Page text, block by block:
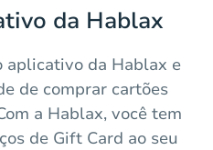
da Hablax
aplicativo da Hablax e
de comprar cartões
a Hablax, você tem
de Gift Card ao seu